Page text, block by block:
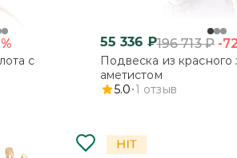
с
55 336 ₽196 713₽ -
Подвеска из красного
аметистом
5.0 1 отзыв